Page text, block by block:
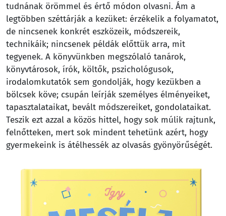
tudnának örömmel és értő módon olvasni. Ám a
legtöbben széttárják a kezüket: érzékelik a folyamatot,
de nincsenek konkrét eszközeik, módszereik,
technikáik; nincsenek példák előttük arra, mit
tegyenek. A könyvünkben megszólaló tanárok,
könyvtárosok, írók, költők, pszichológusok,
irodalomkutatók sem gondolják, hogy kezükben a
bölcsek köve; csupán leírják személyes élményeiket,
tapasztalataikat, bevált módszereiket, gondolataikat.
Teszik ezt azzal a közös hittel, hogy sok múlik rajtunk,
felnőtteken, mert sok mindent tehetünk azért, hogy
gyermekeink is átélhessék az olvasás gyönyörűségét.